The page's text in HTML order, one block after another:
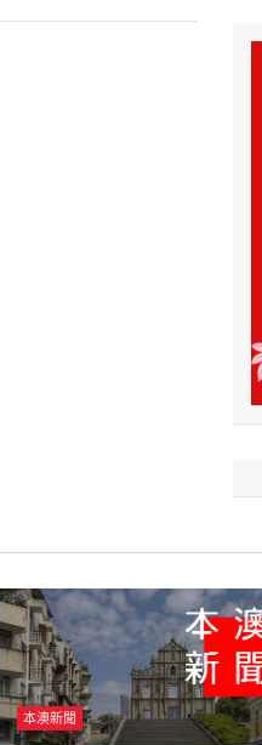
本澳新聞